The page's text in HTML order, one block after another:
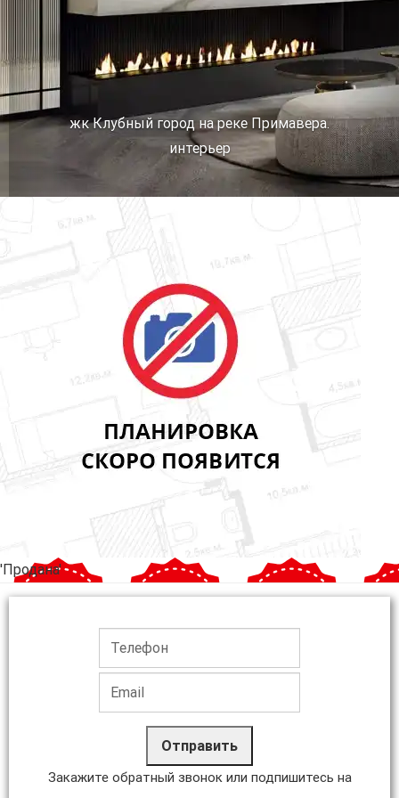
жк Клубный город на реке Примавера.
интерьер
'Продана'
Отправить
Закажите обратный звонок или подпишитесь на